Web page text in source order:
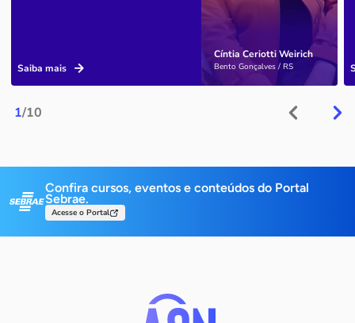
1/10
Cíntia Ceriotti Weirich
Bento Gonçalves / RS
Saiba mais
Confira cursos, eventos e conteúdos do Portal
Sebrae.
Acesse o Portal